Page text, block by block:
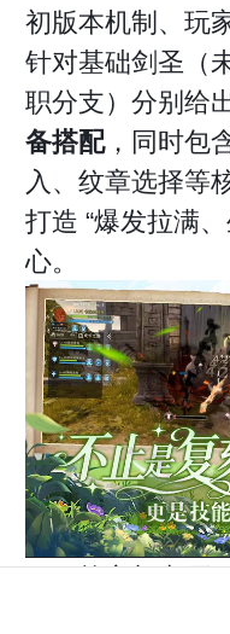
初版本机制、玩
针对基础剑圣（
职分支）分别给
备搭配，同时包
入、纹章选择等
打造 “爆发拉满
心。
一、核心加点原
剑圣加点遵循